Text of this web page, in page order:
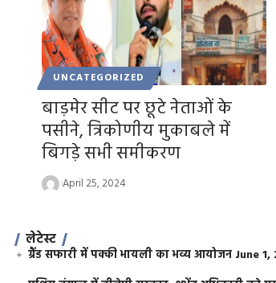
UNCATEGORIZED
बाड़मेर सीट पर छूटे नेताओं के
पसीने, त्रिकोणीय मुकाबले में
बिगड़े सभी समीकरण
April 25, 2024
लेटेस्ट
ग्रैंड सफारी में पक्की भायली का भव्य आयोजन June 1,